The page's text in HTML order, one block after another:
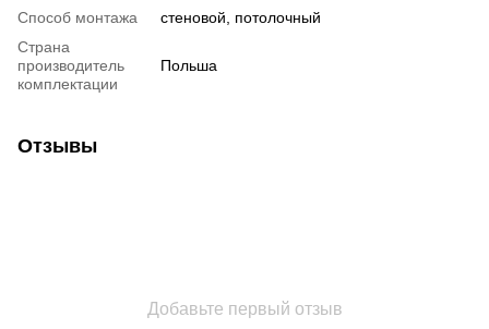
Способ монтажа
стеновой, потолочный
Страна
производитель
комплектации
Польша
Отзывы
Добавьте первый отзыв